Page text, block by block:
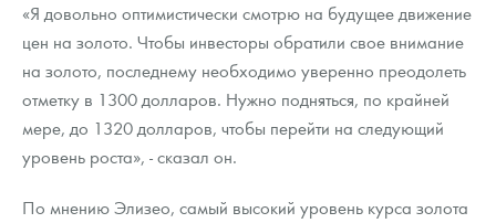
«Я довольно оптимистически смотрю на будущее движение
цен на золото. Чтобы инвесторы обратили свое внимание
на золото, последнему необходимо уверенно преодолеть
отметку в 1300 долларов. Нужно подняться, по крайней
мере, до 1320 долларов, чтобы перейти на следующий
уровень роста», - сказал он.
По мнению Элизео, самый высокий уровень курса золота